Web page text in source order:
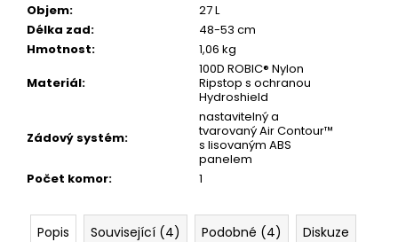
Objem:
27 L
Délka zad:
48-53 cm
Hmotnost:
1,06 kg
Materiál:
100D ROBIC® Nylon
Ripstop s ochranou
Hydroshield
Zádový systém:
nastavitelný a
tvarovaný Air Contour™
s lisovaným ABS
panelem
Počet komor: 1
Popis Související (4) Podobné (4) Diskuze